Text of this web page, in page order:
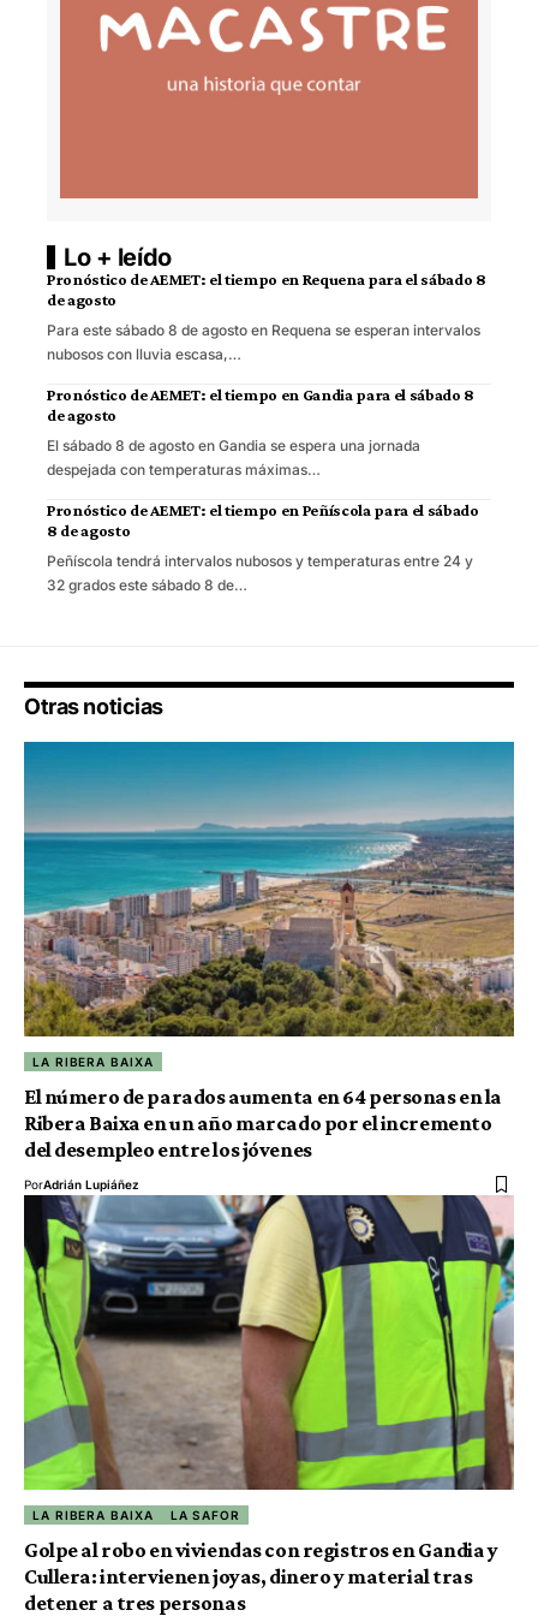
Lo + leído
Pronóstico de AEMET: el tiempo en Requena para el sábado 8
de agosto
Para este sábado 8 de agosto en Requena se esperan intervalos
nubosos con lluvia escasa,…
Pronóstico de AEMET: el tiempo en Gandia para el sábado 8
de agosto
El sábado 8 de agosto en Gandia se espera una jornada
despejada con temperaturas máximas…
Pronóstico de AEMET: el tiempo en Peñíscola para el sábado
8 de agosto
Peñíscola tendrá intervalos nubosos y temperaturas entre 24 y
32 grados este sábado 8 de…
Otras noticias
LA RIBERA BAIXA
El número de parados aumenta en 64 personas en la
Ribera Baixa en un año marcado por el incremento
del desempleo entre los jóvenes
PorAdrián Lupiáñez
LA RIBERA BAIXA LA SAFOR
Golpe al robo en viviendas con registros en Gandia y
Cullera: intervienen joyas, dinero y material tras
detener a tres personas